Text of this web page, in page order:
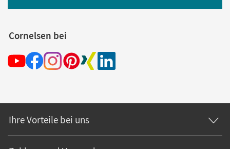
Cornelsen bei
Ihre Vorteile bei uns